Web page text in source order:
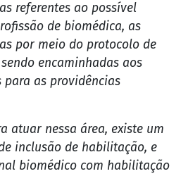
referentes ao possível
de biomédica, as
por meio do protocolo de
encaminhadas aos
para as providências
atuar nessa área, existe um
inclusão de habilitação, e
biomédico com habilitação